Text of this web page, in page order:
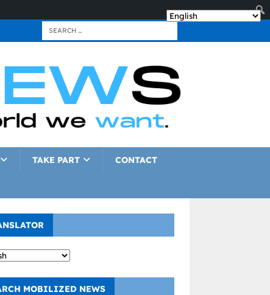
TAKE PART CONTACT
MOBILIZED NEWS